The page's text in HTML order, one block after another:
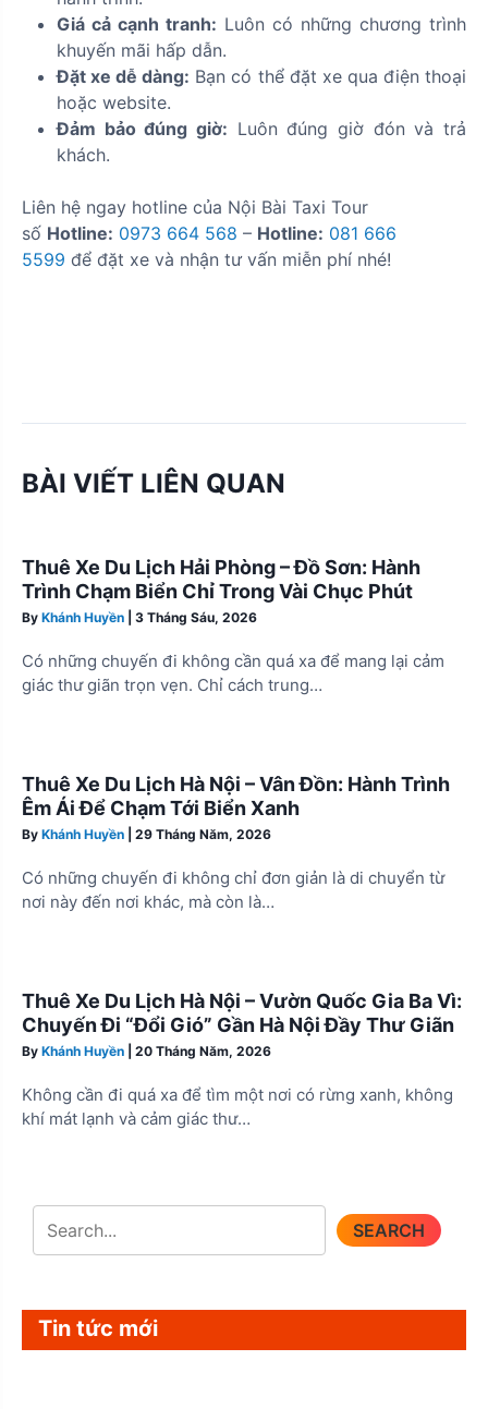
Giá cả cạnh tranh: Luôn có những chương trình
khuyến mãi hấp dẫn.
Đặt xe dễ dàng: Bạn có thể đặt xe qua điện thoại
hoặc website.
Đảm bảo đúng giờ: Luôn đúng giờ đón và trả
khách.
Liên hệ ngay hotline của Nội Bài Taxi Tour
số Hotline: 0973 664 568 – Hotline: 081 666
5599 để đặt xe và nhận tư vấn miễn phí nhé!
BÀI VIẾT LIÊN QUAN
Thuê Xe Du Lịch Hải Phòng – Đồ Sơn: Hành
Trình Chạm Biển Chỉ Trong Vài Chục Phút
By Khánh Huyền 3 Tháng Sáu, 2026
Có những chuyến đi không cần quá xa để mang lại cảm
giác thư giãn trọn vẹn. Chỉ cách trung…
Thuê Xe Du Lịch Hà Nội – Vân Đồn: Hành Trình
Êm Ái Để Chạm Tới Biển Xanh
By Khánh Huyền 29 Tháng Năm, 2026
Có những chuyến đi không chỉ đơn giản là di chuyển từ
nơi này đến nơi khác, mà còn là…
Thuê Xe Du Lịch Hà Nội – Vườn Quốc Gia Ba Vì:
Chuyến Đi “Đổi Gió” Gần Hà Nội Đầy Thư Giãn
By Khánh Huyền 20 Tháng Năm, 2026
Không cần đi quá xa để tìm một nơi có rừng xanh, không
khí mát lạnh và cảm giác thư…
SEARCH
Tin tức mới